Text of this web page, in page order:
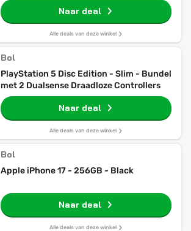
Naar deal
Alle deals van deze winkel
Bol
PlayStation 5 Disc Edition - Slim - Bundel
met 2 Dualsense Draadloze Controllers
Naar deal
Alle deals van deze winkel
Bol
Apple iPhone 17 - 256GB - Black
Naar deal
Alle deals van deze winkel